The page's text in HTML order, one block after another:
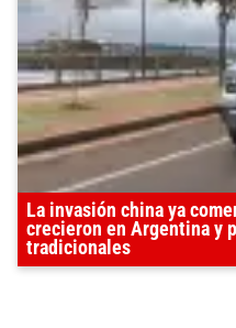
La invasión china ya
crecieron en Argentina y
tradicionales